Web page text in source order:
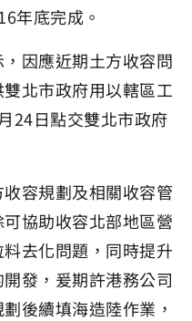
年底完成。
因應近期土方收容問
北市政府用以轄區工
24日點交雙北市政府
容規劃及相關收容管
協助收容北部地區營
去化問題，同時提升
發，爰期許港務公司
後續填海造陸作業，